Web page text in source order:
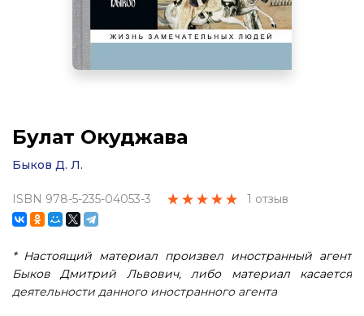
Булат Окуджава
Быков Д. Л.
ISBN 978-5-235-04053-3 1 отзыв
* Настоящий материал произвел иностранный агент
Быков Дмитрий Львович, либо материал касается
деятельности данного иностранного агента